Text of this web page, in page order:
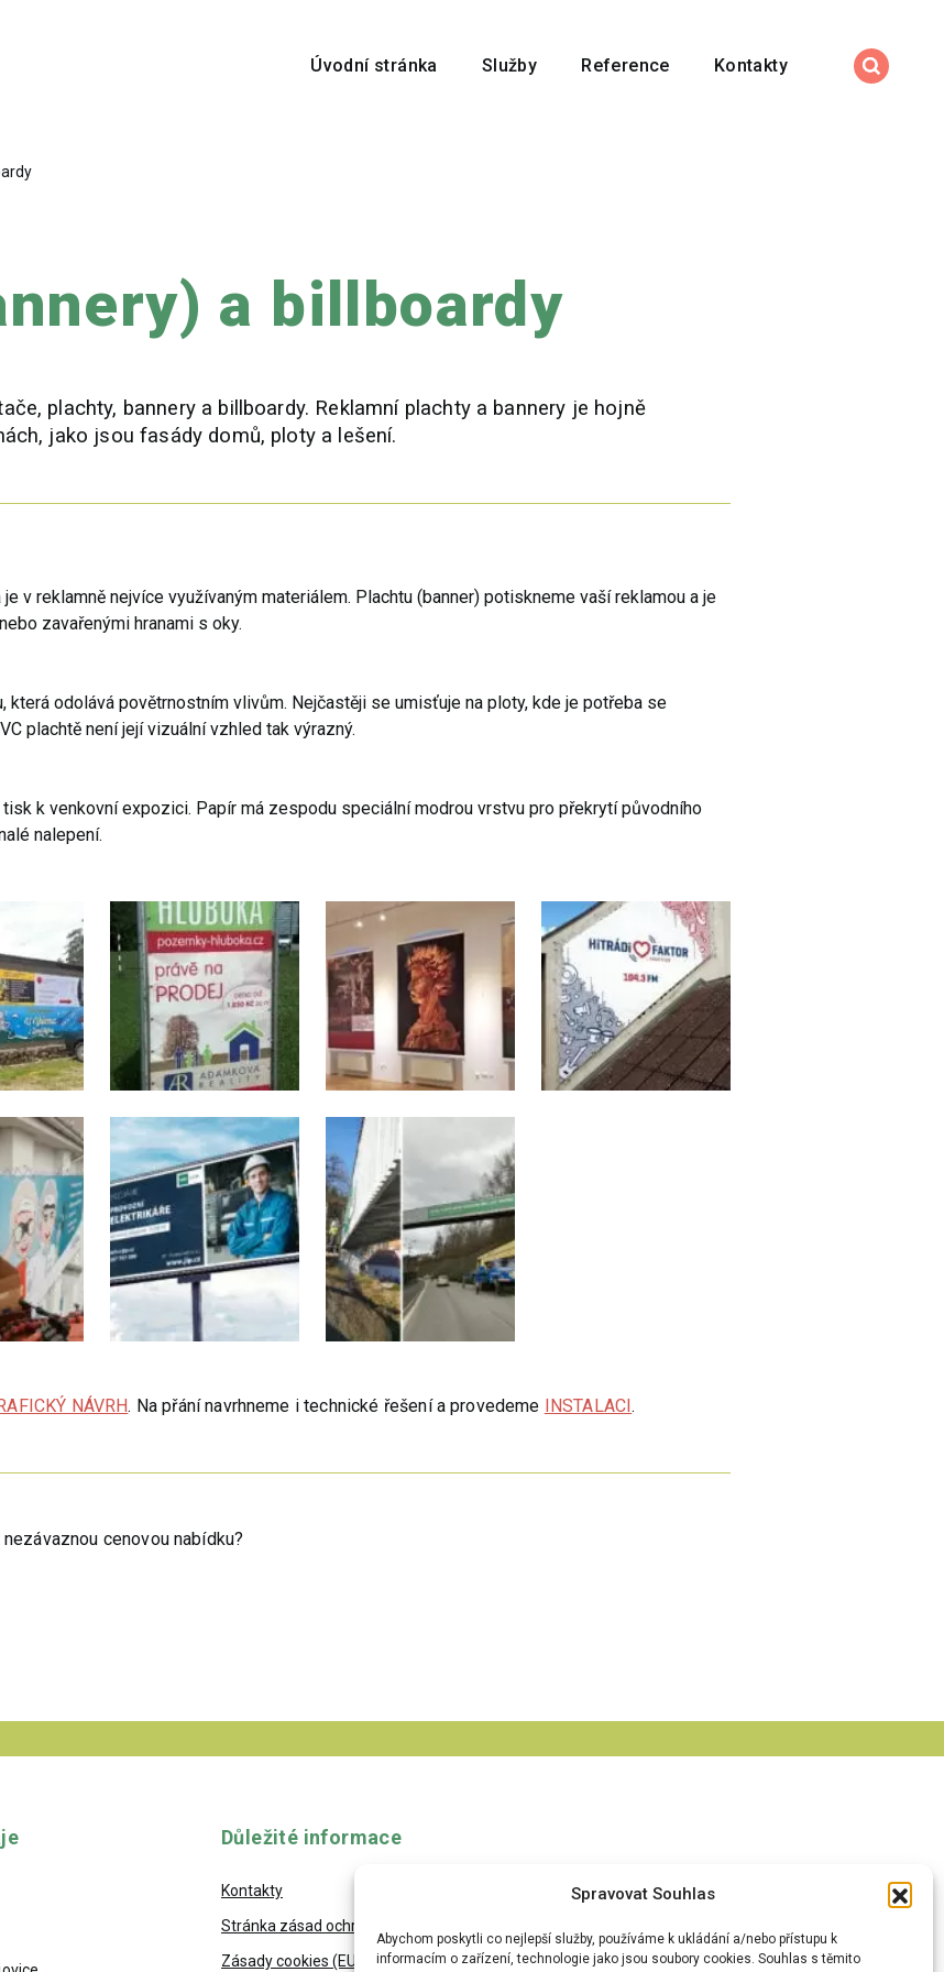
Spravovat Souhlas
Abychom poskytli co nejlepší služby, používáme k ukládání a/nebo přístupu k
informacím o zařízení, technologie jako jsou soubory cookies. Souhlas s těmito
Úvodní stránka Služby Reference Kontakty
a billboardy
plachty, bannery a billboardy. Reklamní plachty a bannery je hojně
jako jsou fasády domů, ploty a lešení.
v reklamně nejvíce využívaným materiálem. Plachtu (banner) potiskneme vaší reklamou a je
zavařenými hranami s oky.
která odolává povětrnostním vlivům. Nejčastěji se umisťuje na ploty, kde je potřeba se
plachtě není její vizuální vzhled tak výrazný.
k venkovní expozici. Papír má zespodu speciální modrou vrstvu pro překrytí původního
nalepení.
NÁVRH. Na přání navrhneme i technické řešení a provedeme INSTALACI.
cenovou nabídku?
Důležité informace
Kontakty
Stránka zásad ochrany osobních údajů
Zásady cookies (EU)